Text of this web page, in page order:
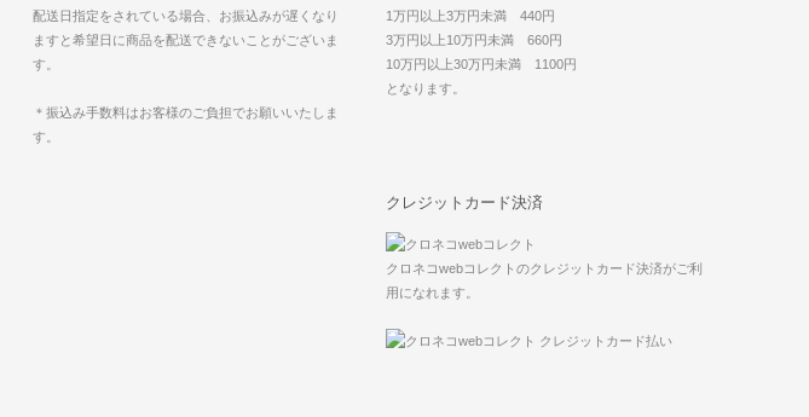
配送日指定をされている場合、お振込みが遅くなり
ますと希望日に商品を配送できないことがございま
す。
＊振込み手数料はお客様のご負担でお願いいたしま
す。
1万円以上3万円未満 440円
3万円以上10万円未満 660円
10万円以上30万円未満 1100円
となります。
クレジットカード決済
クロネコwebコレクトのクレジットカード決済がご利
用になれます。